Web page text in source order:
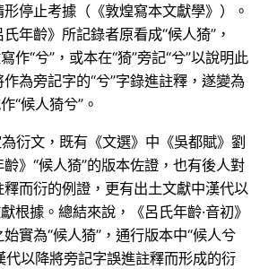
停止考據（《敦煌寫本文獻學》）。
年齡》所記錄者原看成“候人猗”，
作“兮”，或本在“猗”旁記“兮”以說明此
為旁記字的“兮”字錄進註釋，遂變為
“候人猗兮”。
為衍文，既有《文選》中《吳都賦》劉
》“候人猗”的版本佐證，也有後人對
而衍的例證，更有出土文獻中漢代以
根據。總結來說，《呂氏年齡·音初》
實為“候人猗”，通行版本中“候人兮
代以降將旁記字誤進註釋而形成的衍